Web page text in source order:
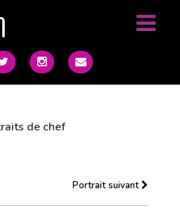
de chef
Portrait suivant